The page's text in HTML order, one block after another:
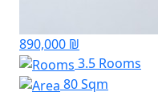
890,000 ₪
3.5 Rooms
80 Sqm